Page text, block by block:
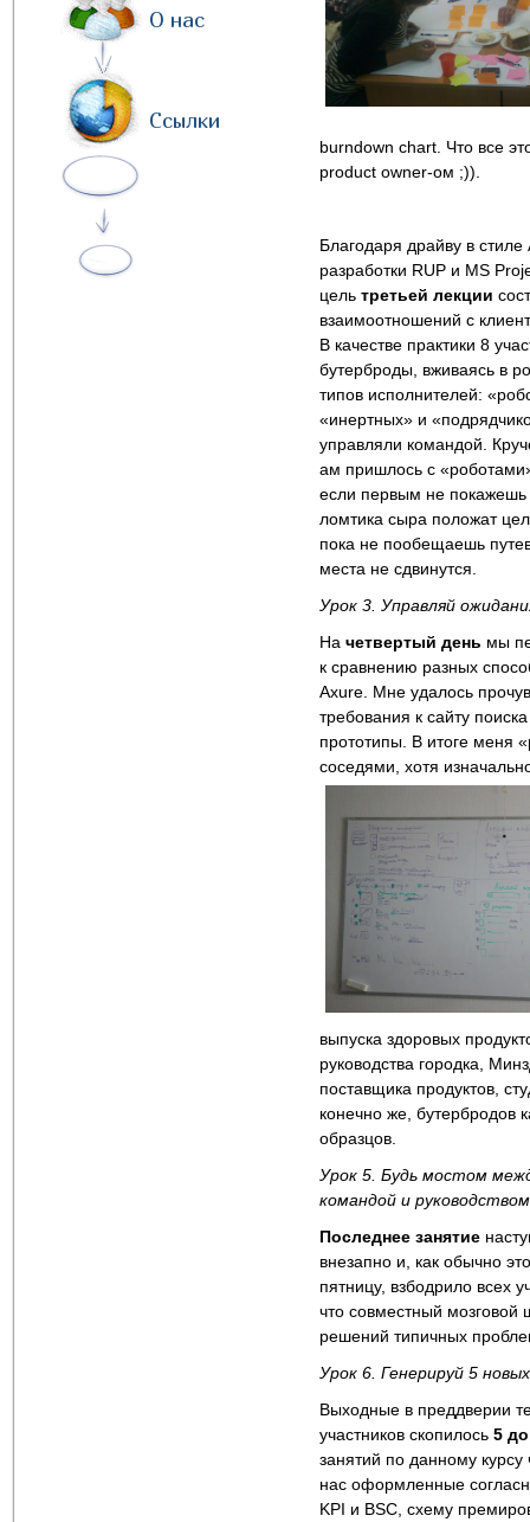
О нас
Ссылки
burndown chart. Что все
product owner-ом ;)).
Благодаря драйву в
разработки RUP и MS
цель третьей лекции
взаимоотношений с
В качестве практики 8
бутерброды, вживаясь в
типов исполнителей:
«инертных» и
управляли командой.
ам пришлось с
если первым не покажешь
ломтика сыра положат
пока не пообещаешь
места не сдвинутся.
Урок 3. Управляй
На четвертый день мы
к сравнению разных
Axure. Мне удалось
требования к сайту
прототипы. В итоге меня
соседями, хотя
выпуска здоровых
руководства городка,
поставщика продуктов,
конечно же, бутербродов
образцов.
Урок 5. Будь мостом
командой и
Последнее занятие
внезапно и, как обычно
пятницу, взбодрило всех
что совместный мозговой
решений типичных
Урок 6. Генерируй 5
Выходные в преддверии
участников скопилось 5
занятий по данному курсу
нас оформленные
KPI и BSC, схему